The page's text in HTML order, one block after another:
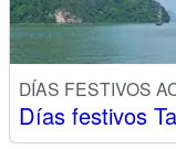
DÍAS FESTIVOS
Días festivos